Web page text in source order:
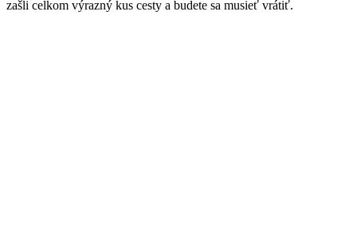
zašli celkom výrazný kus cesty a budete sa musieť vrátiť.